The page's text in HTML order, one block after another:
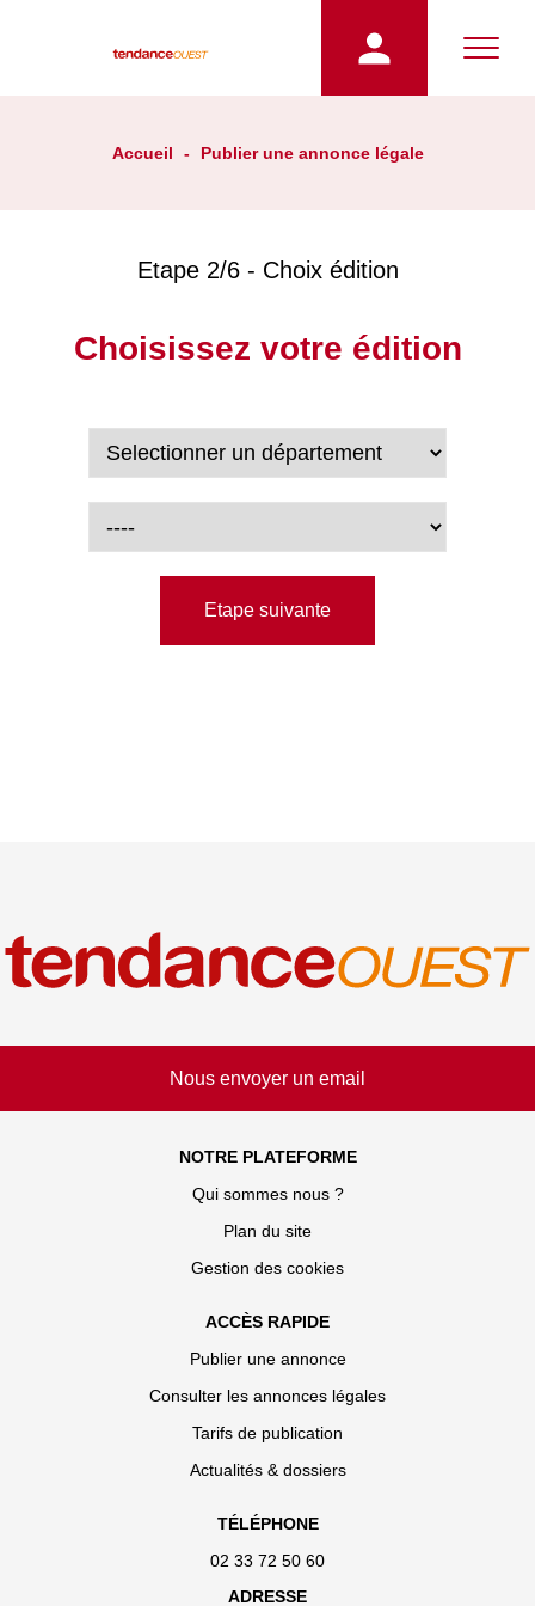
Accueil - Publier une annonce légale
Etape 2/6 - Choix édition
Choisissez votre édition
Etape suivante
Nous envoyer un email
NOTRE PLATEFORME
Qui sommes nous ?
Plan du site
Gestion des cookies
ACCÈS RAPIDE
Publier une annonce
Consulter les annonces légales
Tarifs de publication
Actualités & dossiers
TÉLÉPHONE
02 33 72 50 60
ADRESSE